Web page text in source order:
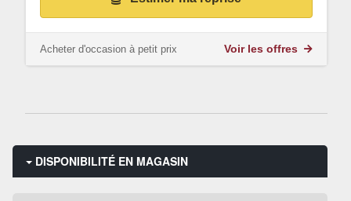
Acheter d'occasion à petit prix Voir les offres
DISPONIBILITÉ EN MAGASIN